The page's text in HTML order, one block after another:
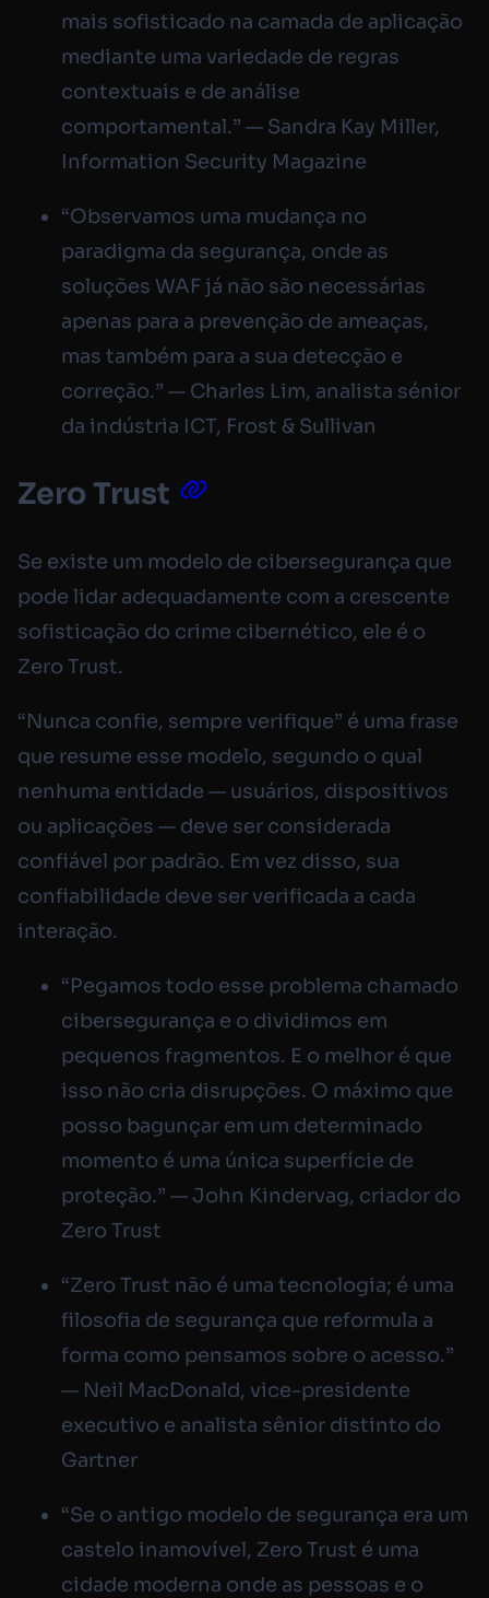
mais sofisticado na camada de aplicação
mediante uma variedade de regras
contextuais e de análise
comportamental.” — Sandra Kay Miller,
Information Security Magazine
“Observamos uma mudança no
paradigma da segurança, onde as
soluções WAF já não são necessárias
apenas para a prevenção de ameaças,
mas também para a sua detecção e
correção.” — Charles Lim, analista sénior
da indústria ICT, Frost & Sullivan
Zero Trust
Se existe um modelo de cibersegurança que
pode lidar adequadamente com a crescente
sofisticação do crime cibernético, ele é o
Zero Trust.
“Nunca confie, sempre verifique” é uma frase
que resume esse modelo, segundo o qual
nenhuma entidade ​​— usuários, dispositivos
ou aplicações ​​— deve ser considerada
confiável por padrão. Em vez disso, sua
confiabilidade deve ser verificada a cada
interação.
“Pegamos todo esse problema chamado
cibersegurança e o dividimos em
pequenos fragmentos. E o melhor é que
isso não cria disrupções. O máximo que
posso bagunçar em um determinado
momento é uma única superfície de
proteção.” — John Kindervag, criador do
Zero Trust
“Zero Trust não é uma tecnologia; é uma
filosofia de segurança que reformula a
forma como pensamos sobre o acesso.”
— Neil MacDonald, vice-presidente
executivo e analista sênior distinto do
Gartner
“Se o antigo modelo de segurança era um
castelo inamovível, Zero Trust é uma
cidade moderna onde as pessoas e o